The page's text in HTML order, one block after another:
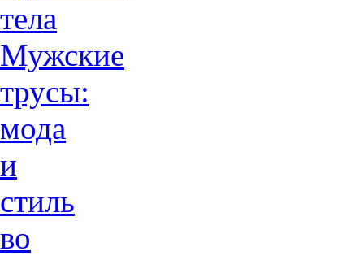
тела
Мужские
трусы:
мода
и
стиль
во